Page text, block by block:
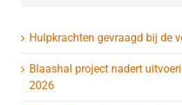
Hulpkrachten gevraagd bij de
Blaashal project nadert
2026